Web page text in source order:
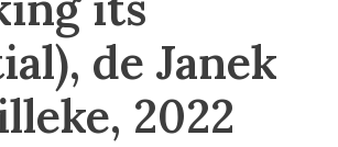
de Janek
2022